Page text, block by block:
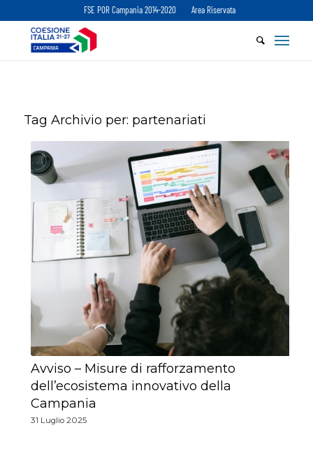
FSE POR Campania 2014-2020 Area Riservata
Tag Archivio per: partenariati
Avviso – Misure di rafforzamento
dell’ecosistema innovativo della
Campania
31 Luglio 2025